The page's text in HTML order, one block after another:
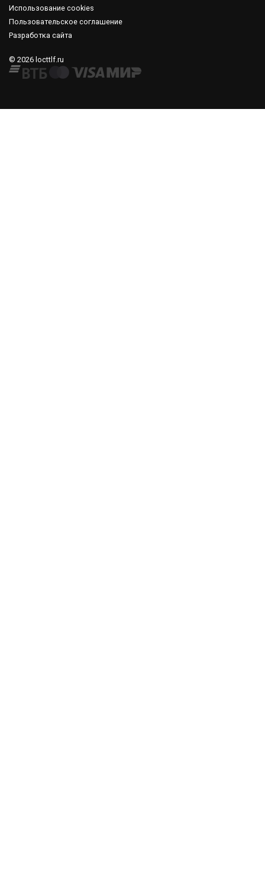
Использование cookies
Пользовательское соглашение
Разработка сайта
© 2026 locttlf.ru